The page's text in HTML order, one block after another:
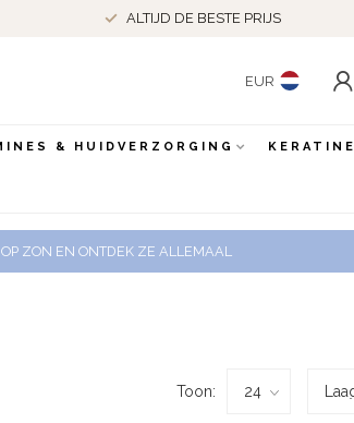
ALTIJD DE BESTE PRIJS
EUR
& HUIDVERZORGING KERATINE
ZON EN ONTDEK ZE ALLEMAAL
Toon: